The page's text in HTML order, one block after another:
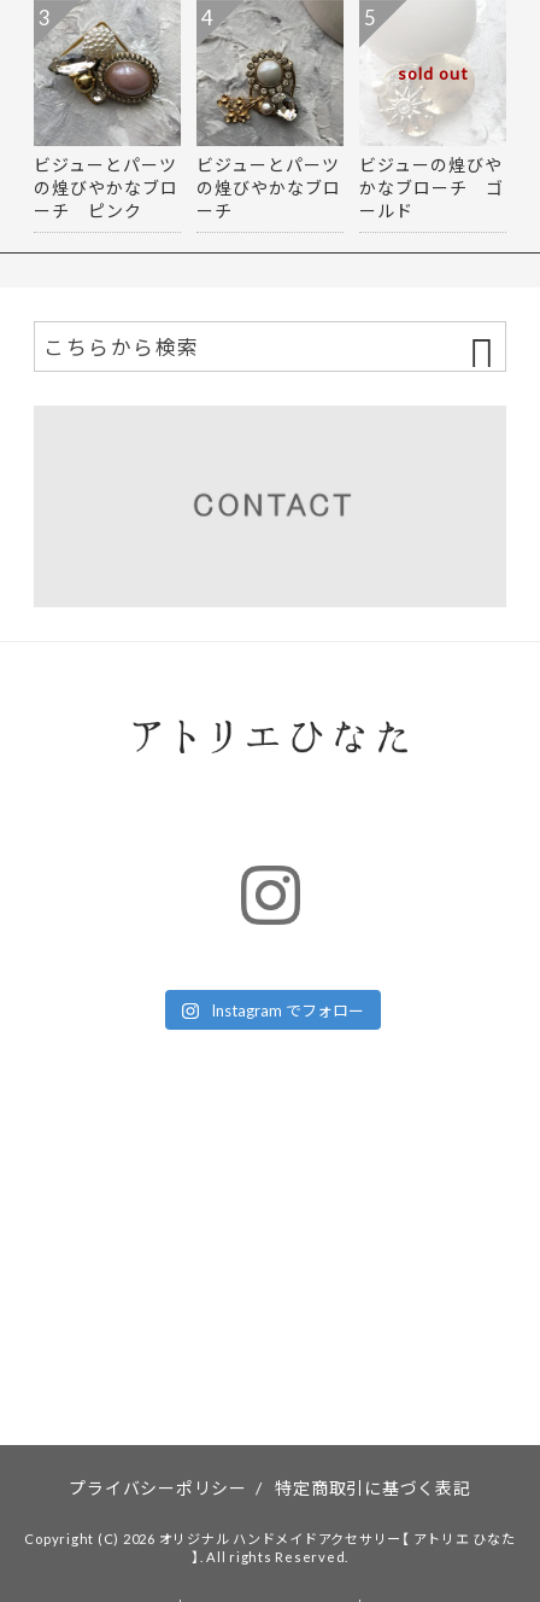
ビジューとパーツ
の煌びやかなブロ
ーチ ピンク
3
ビジューとパーツ
の煌びやかなブロ
ーチ
4
sold out
ビジューの煌びや
かなブローチ ゴ
ールド
5
Instagram でフォロー
プライバシーポリシー / 特定商取引に基づく表記
Copyright (C) 2026 オリジナル ハンドメイドアクセサリー【 アトリエ ひなた
】. All rights Reserved.